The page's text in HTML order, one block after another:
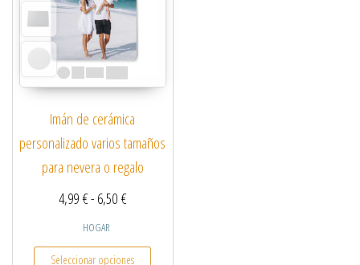
Imán de cerámica
personalizado varios tamaños
para nevera o regalo
4,99€- 6,50€Rango de precios: desde 4,99 € hasta 6,50 €
HOGAR
Seleccionar opciones
Este producto tiene múltiples variantes. Las